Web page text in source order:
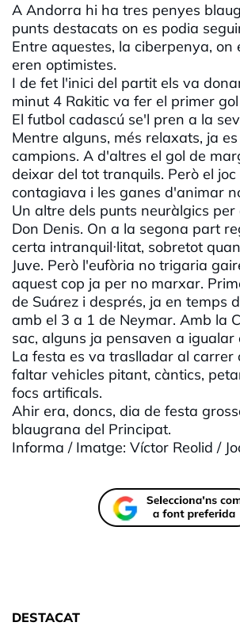
A Andorra hi ha tres penyes
punts destacats on es podia
Entre aquestes, la ciberpenya, on
eren optimistes.
I de fet l'inici del partit els va
minut 4 Rakitic va fer el primer
El futbol cadascú se'l pren a la
Mentre alguns, més relaxats, ja
campions. A d'altres el gol de
deixar del tot tranquils. Però el joc
contagiava i les ganes d'animar
Un altre dels punts neuràlgics per
Don Denis. On a la segona part
certa intranquil·litat, sobretot
Juve. Però l'eufòria no trigaria
aquest cop ja per no marxar.
de Suárez i després, ja en temps
amb el 3 a 1 de Neymar. Amb la
sac, alguns ja pensaven a igualar
La festa es va traslladar al carrer
faltar vehicles pitant, càntics,
focs artificals.
Ahir era, doncs, dia de festa
blaugrana del Principat.
Informa / Imatge: Víctor Reolid /
DESTACAT